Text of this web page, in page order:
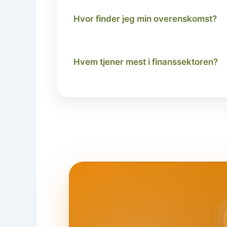
Hvor finder jeg min overenskomst?
Hvem tjener mest i finanssektoren?